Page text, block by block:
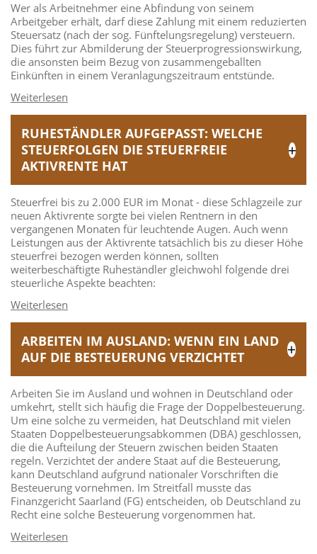
Wer als Arbeitnehmer eine Abfindung von seinem
Arbeitgeber erhält, darf diese Zahlung mit einem reduzierten
Steuersatz (nach der sog. Fünftelungsregelung) versteuern.
Dies führt zur Abmilderung der Steuerprogressionswirkung,
die ansonsten beim Bezug von zusammengeballten
Einkünften in einem Veranlagungszeitraum entstünde.
RUHESTÄNDLER AUFGEPASST: WELCHE
STEUERFOLGEN DIE STEUERFREIE
AKTIVRENTE HAT
Steuerfrei bis zu 2.000 EUR im Monat - diese Schlagzeile zur
neuen Aktivrente sorgte bei vielen Rentnern in den
vergangenen Monaten für leuchtende Augen. Auch wenn
Leistungen aus der Aktivrente tatsächlich bis zu dieser Höhe
steuerfrei bezogen werden können, sollten
weiterbeschäftigte Ruheständler gleichwohl folgende drei
steuerliche Aspekte beachten:
ARBEITEN IM AUSLAND: WENN EIN LAND
AUF DIE BESTEUERUNG VERZICHTET
Arbeiten Sie im Ausland und wohnen in Deutschland oder
umkehrt, stellt sich häufig die Frage der Doppelbesteuerung.
Um eine solche zu vermeiden, hat Deutschland mit vielen
Staaten Doppelbesteuerungsabkommen (DBA) geschlossen,
die die Aufteilung der Steuern zwischen beiden Staaten
regeln. Verzichtet der andere Staat auf die Besteuerung,
kann Deutschland aufgrund nationaler Vorschriften die
Besteuerung vornehmen. Im Streitfall musste das
Finanzgericht Saarland (FG) entscheiden, ob Deutschland zu
Recht eine solche Besteuerung vorgenommen hat.